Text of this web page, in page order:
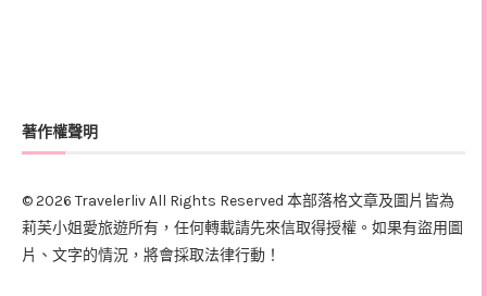
著作權聲明
© 2026 Travelerliv All Rights Reserved 本部落格文章及圖片皆為
莉芙小姐愛旅遊所有，任何轉載請先來信取得授權。如果有盜用圖
片、文字的情況，將會採取法律行動！